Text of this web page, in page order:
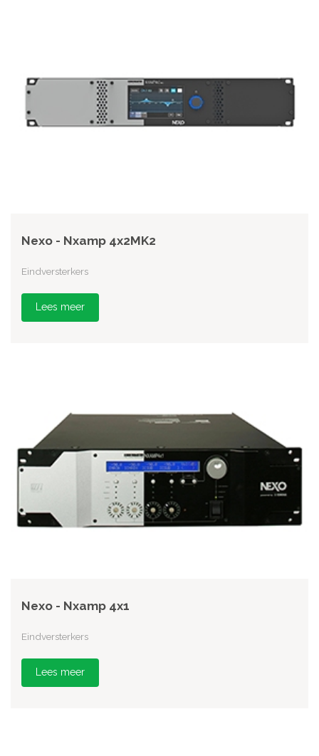
Nexo - Nxamp 4x2MK2
Eindversterkers
Lees meer
Nexo - Nxamp 4x1
Eindversterkers
Lees meer